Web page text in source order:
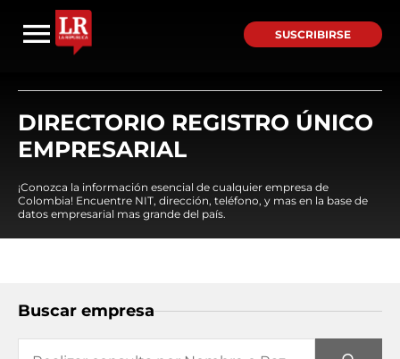
SUSCRIBIRSE
DIRECTORIO REGISTRO ÚNICO
EMPRESARIAL
¡Conozca la información esencial de cualquier empresa de
Colombia! Encuentre NIT, dirección, teléfono, y mas en la base de
datos empresarial mas grande del país.
Buscar empresa